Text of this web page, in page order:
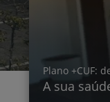
Plano